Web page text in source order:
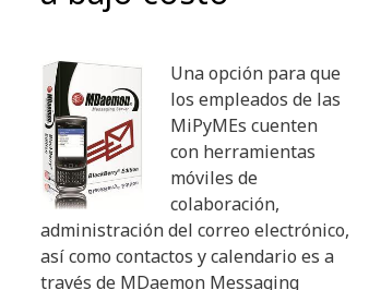
Una opción para que
los empleados de las
MiPyMEs cuenten
con herramientas
móviles de
colaboración,
administración del correo electrónico,
así como contactos y calendario es a
través de MDaemon Messaging